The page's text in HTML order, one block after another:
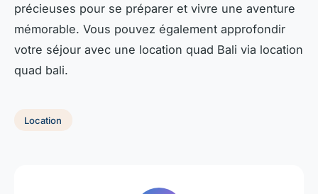
précieuses pour se préparer et vivre une aventure
mémorable. Vous pouvez également approfondir
votre séjour avec une location quad Bali via location
quad bali.
Location